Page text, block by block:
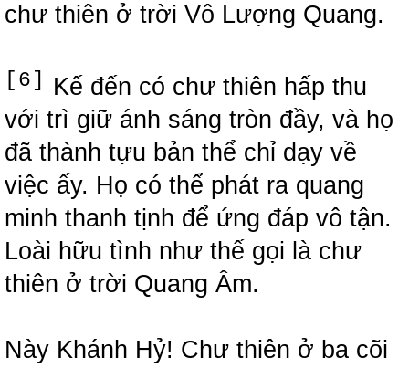
chư thiên ở trời Vô Lượng Quang.
[6]
Kế đến có chư thiên hấp thu
với trì giữ ánh sáng tròn đầy, và họ
đã thành tựu bản thể chỉ dạy về
việc ấy. Họ có thể phát ra quang
minh thanh tịnh để ứng đáp vô tận.
Loài hữu tình như thế gọi là chư
thiên ở trời Quang Âm.
Này Khánh Hỷ! Chư thiên ở ba cõi